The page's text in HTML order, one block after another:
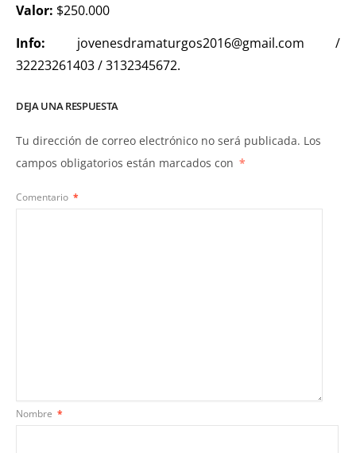
Valor: $250.000
Info: jovenesdramaturgos2016@gmail.com /
32223261403 / 3132345672.
DEJA UNA RESPUESTA
Tu dirección de correo electrónico no será publicada. Los
campos obligatorios están marcados con *
Comentario *
Nombre *